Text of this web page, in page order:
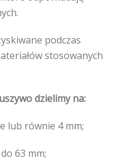
podczas
stosowanych
dzielimy na:
lub równie 4 mm;
63 mm;